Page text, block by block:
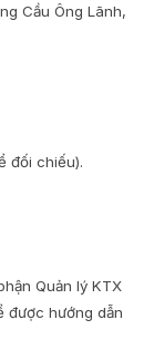
Cầu Ông Lãnh,
đối chiếu).
Quản lý KTX
được hướng dẫn